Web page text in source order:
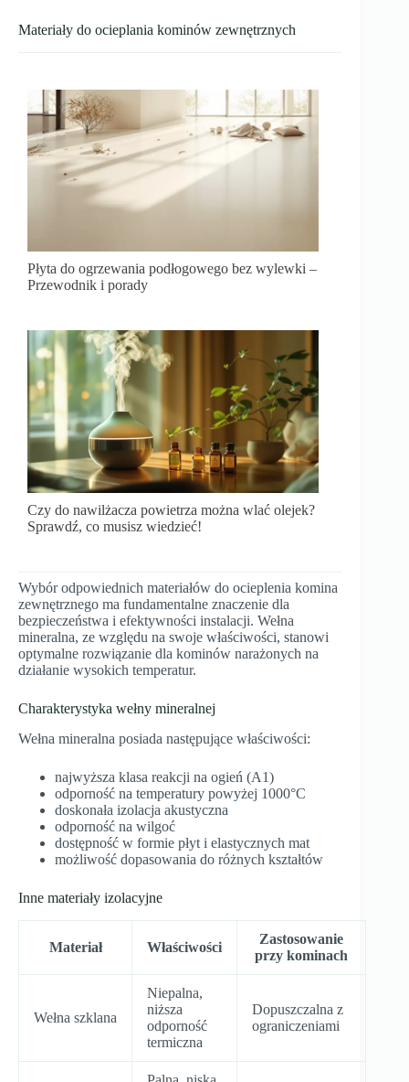
Materiały do ocieplania kominów zewnętrznych
Płyta do ogrzewania podłogowego bez wylewki –
Przewodnik i porady
Czy do nawilżacza powietrza można wlać olejek?
Sprawdź, co musisz wiedzieć!
Wybór odpowiednich materiałów do ocieplenia komina
zewnętrznego ma fundamentalne znaczenie dla
bezpieczeństwa i efektywności instalacji. Wełna
mineralna, ze względu na swoje właściwości, stanowi
optymalne rozwiązanie dla kominów narażonych na
działanie wysokich temperatur.
Charakterystyka wełny mineralnej
Wełna mineralna posiada następujące właściwości:
najwyższa klasa reakcji na ogień (A1)
odporność na temperatury powyżej 1000°C
doskonała izolacja akustyczna
odporność na wilgoć
dostępność w formie płyt i elastycznych mat
możliwość dopasowania do różnych kształtów
Inne materiały izolacyjne
Materiał Właściwości
Zastosowanie
przy kominach
Wełna szklana
Niepalna,
niższa
odporność
termiczna
Dopuszczalna z
ograniczeniami